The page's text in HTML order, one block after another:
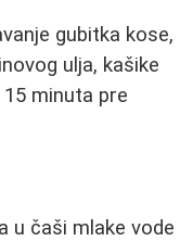
gubitka kose,
ulja, kašike
minuta pre
u čaši mlake vode